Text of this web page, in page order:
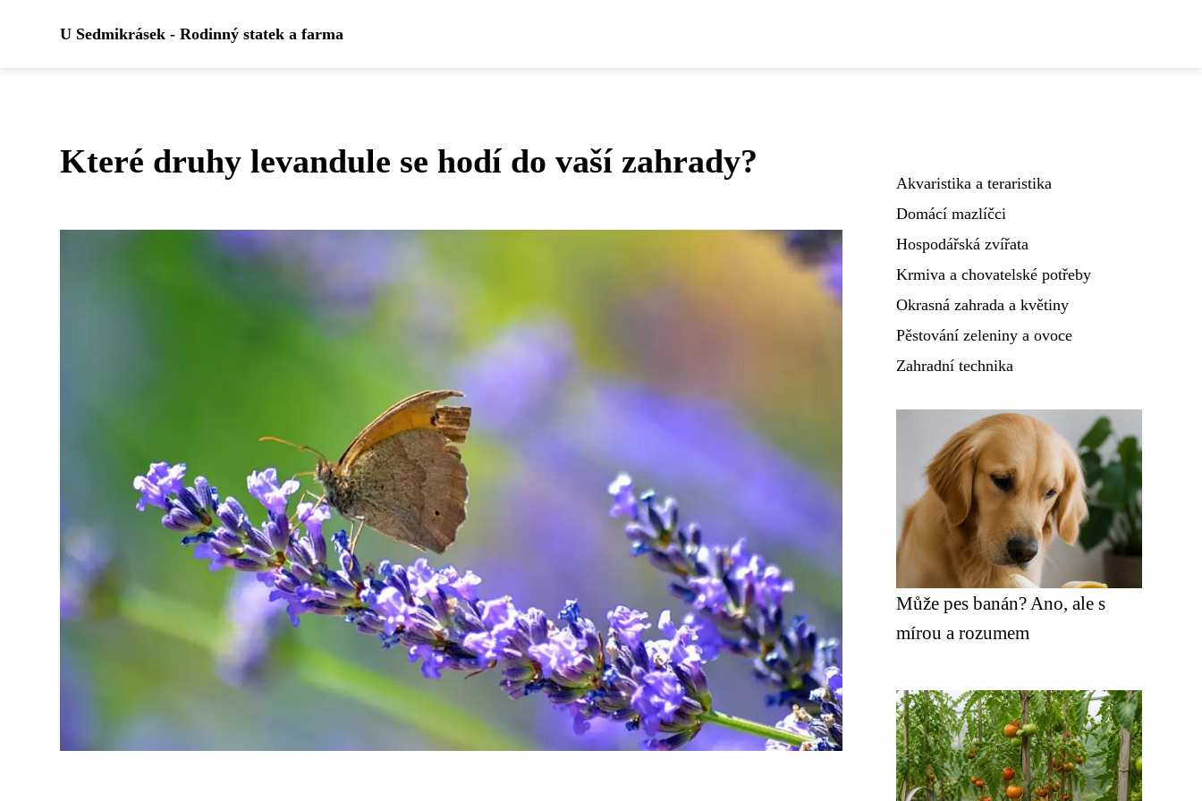
U Sedmikrásek - Rodinný statek a farma
Které druhy levandule se hodí do vaší zahrady?
Akvaristika a teraristika
Domácí mazlíčci
Hospodářská zvířata
Krmiva a chovatelské potřeby
Okrasná zahrada a květiny
Pěstování zeleniny a ovoce
Zahradní technika
Může pes banán? Ano, ale s
mírou a rozumem